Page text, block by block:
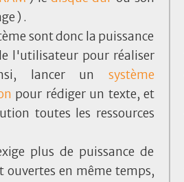
) .
sont donc la puissance
l'utilisateur pour réaliser
lancer un système
pour rédiger un texte, et
toutes les ressources
plus de puissance de
en même temps,